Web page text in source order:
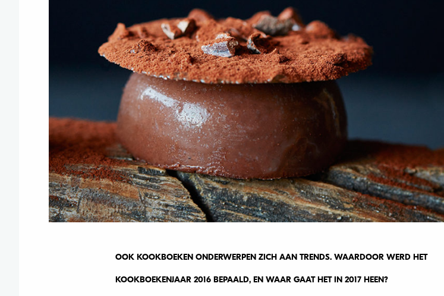
OOK KOOKBOEKEN ONDERWERPEN ZICH AAN TRENDS. WAARDOOR WERD HET
KOOKBOEKENJAAR 2016 BEPAALD, EN WAAR GAAT HET IN 2017 HEEN?